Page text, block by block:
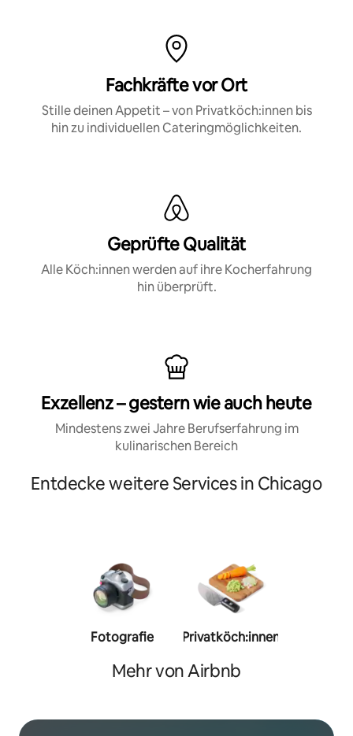
Fachkräfte vor Ort
Stille deinen Appetit – von Privatköch:innen bis
hin zu individuellen Cateringmöglichkeiten.
Geprüfte Qualität
Alle Köch:innen werden auf ihre Kocherfahrung
hin überprüft.
Exzellenz – gestern wie auch heute
Mindestens zwei Jahre Berufserfahrung im
kulinarischen Bereich
Entdecke weitere Services in Chicago
Fotografie Privatköch:innen
Mehr von Airbnb